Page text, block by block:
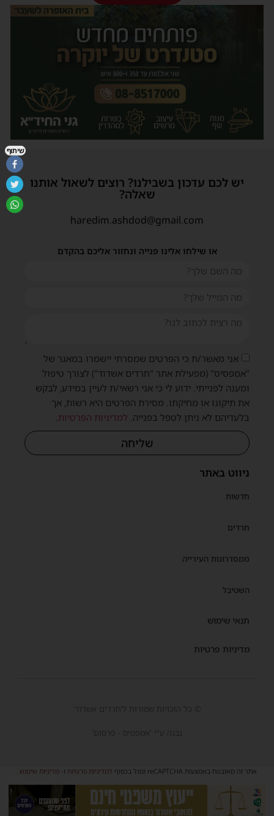
ניווט באתר
חדשות
חרדים
ממסדרונות העירייה
השטיבל
תנאי שימוש
מדיניות פרטיות
יש לכם עדכון בשבילנו? רוצים לשאול אותנו
שאלה?
haredim.ashdod@gmail.com
או שילחו אלינו פנייה ונחזור אליכם בהקדם
אני מאשר/ת כי הפרטים שמסרתי יישמרו במאגר של
"אמפסיס" (מפעילת אתר "חרדים אשדוד") לצורך טיפול
ומענה לפנייתי. ידוע לי כי אני רשאי/ת לעיין במידע, לבקש
את תיקונו או מחיקתו. מסירת הפרטים היא רשות, אך
בלעדיהם לא ניתן לטפל בפנייה. למדיניות הפרטיות
שליחה
© כל הזכויות שמורות ל'חרדים אשדוד'
נבנה ע"י 'אמפסיס - פרסום'
אתר זה מאובטח באמצעות reCAPTCHA וגוגל בכפוף למדיניות פרטיות ו-מדיניות שימוש
שיתוף